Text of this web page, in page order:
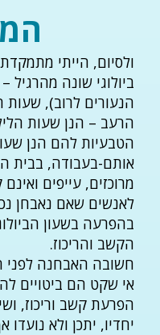
ולסיום, הייתי
ביולוגי שונה מהרגיל
הנעורים לרוב),
הרעב – הנן שעות
הטבעיות להם הנן
אותם-בעבודה, בבית
מרוכזים, עייפים
לאנשים שאם נאבחן
בהפרעה בשעון
הקשב והריכוז.
חשובה האבחנה לפני
אי שקט הם ביטויים
הפרעת קשב וריכוז,
יחדיו, יתכן ולא